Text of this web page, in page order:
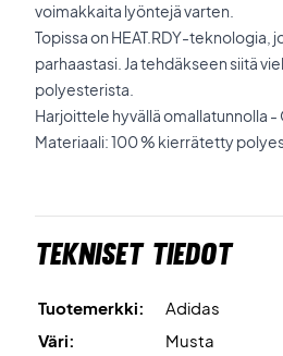
voimakkaita lyöntejä varten.
Topissa on HEAT.RDY-teknologia,
parhaastasi. Ja tehdäkseen siitä
polyesterista.
Harjoittele hyvällä omallatunnolla -
Materiaali: 100 % kierrätetty
Tekniset tiedot
Tuotemerkki:
Adidas
Väri:
Musta